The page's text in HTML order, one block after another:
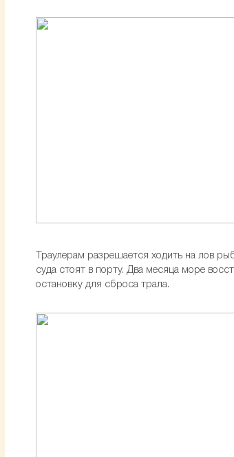
Траулерам разрешается ходить на лов
суда стоят в порту. Два месяца море
остановку для сброса трала.